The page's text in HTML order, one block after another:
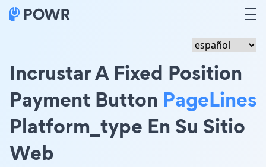
Incrustar A Fixed Position
Payment Button PageLines
Platform_type En Su Sitio
Web